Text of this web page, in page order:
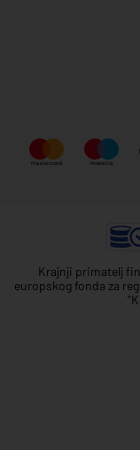
Krajnji primatelj
europskog fonda za